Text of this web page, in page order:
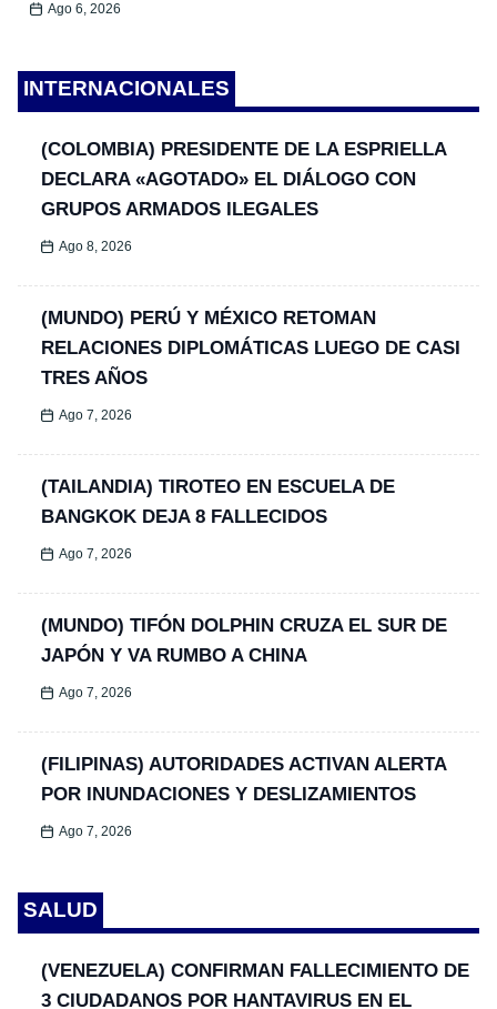
Ago 6, 2026
INTERNACIONALES
(COLOMBIA) PRESIDENTE DE LA ESPRIELLA
DECLARA «AGOTADO» EL DIÁLOGO CON
GRUPOS ARMADOS ILEGALES
Ago 8, 2026
(MUNDO) PERÚ Y MÉXICO RETOMAN
RELACIONES DIPLOMÁTICAS LUEGO DE CASI
TRES AÑOS
Ago 7, 2026
(TAILANDIA) TIROTEO EN ESCUELA DE
BANGKOK DEJA 8 FALLECIDOS
Ago 7, 2026
(MUNDO) TIFÓN DOLPHIN CRUZA EL SUR DE
JAPÓN Y VA RUMBO A CHINA
Ago 7, 2026
(FILIPINAS) AUTORIDADES ACTIVAN ALERTA
POR INUNDACIONES Y DESLIZAMIENTOS
Ago 7, 2026
SALUD
(VENEZUELA) CONFIRMAN FALLECIMIENTO DE
3 CIUDADANOS POR HANTAVIRUS EN EL